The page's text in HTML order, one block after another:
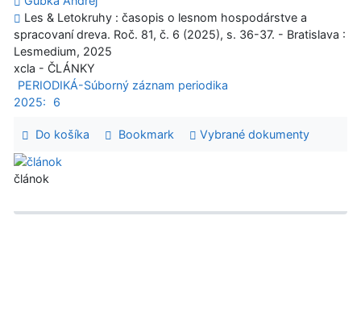
Les & Letokruhy : časopis o lesnom hospodárstve a
spracovaní dreva. Roč. 81, č. 6 (2025), s. 36-37. - Bratislava :
Lesmedium, 2025
xcla - ČLÁNKY
PERIODIKÁ-Súborný záznam periodika
2025:
6
Do košíka Bookmark Vybrané dokumenty
článok